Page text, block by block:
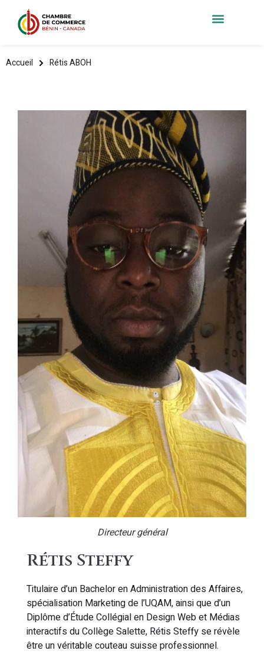
Accueil Rétis ABOH
Directeur général
Rétis Steffy
Titulaire d’un Bachelor en Administration des Affaires,
spécialisation Marketing de l’UQAM, ainsi que d’un
Diplôme d’Étude Collégial en Design Web et Médias
interactifs du Collège Salette, Rétis Steffy se révèle
être un véritable couteau suisse professionnel.